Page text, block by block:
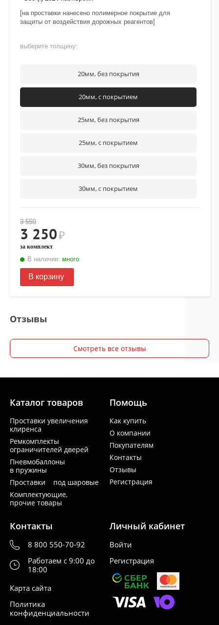
[на проставки нанесено полимерное покрытие для
защиты от воздействия дорожных реагентов]
выберите толщину:
20мм, без покрытия
20мм, с покрытием
25мм, без покрытия
25мм, с покрытием
30мм, без покрытия
30мм, с покрытием
3 550
3 250₽
за комплект
В наличии: много
В корзину
Отзывы
Смотреть все отзывы
Каталог товаров
Проставки увеличения
клиренса
Ремкомплекты
ограничителей дверей
Пневмобаллоны
в пружины
Проставки под шаровые
Комплектующие,
прочие товары
Помощь
Как купить
О компании
Покупателям
Контакты
Отзывы
Регистрация
Контакты
8 800 550-70-92
Работаем с 9:00 до
18:00
Карта сайта
Политика
конфиденциальности
Личный кабинет
Войти
Регистрация